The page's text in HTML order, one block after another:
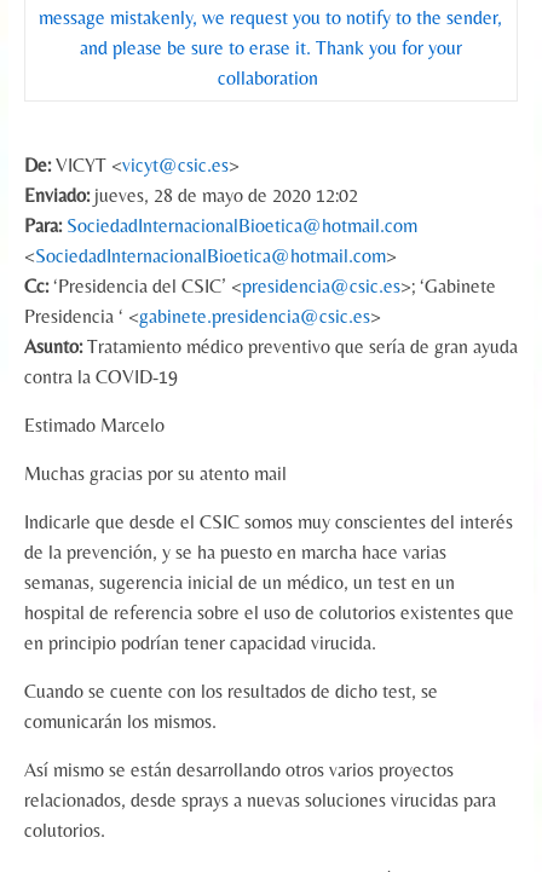
message mistakenly, we request you to notify to the sender,
and please be sure to erase it. Thank you for your
collaboration
De:VICYT <vicyt@csic.es>
Enviado:jueves, 28 de mayo de 2020 12:02
Para: SociedadInternacionalBioetica@hotmail.com
<SociedadInternacionalBioetica@hotmail.com>
Cc:‘Presidencia del CSIC’ <presidencia@csic.es>; ‘Gabinete
Presidencia ‘ <gabinete.presidencia@csic.es>
Asunto:Tratamiento médico preventivo que sería de gran ayuda
contra la COVID-19
Estimado Marcelo
Muchas gracias por su atento mail
Indicarle que desde el CSIC somos muy conscientes del interés
de la prevención, y se ha puesto en marcha hace varias
semanas, sugerencia inicial de un médico, un test en un
hospital de referencia sobre el uso de colutorios existentes que
en principio podrían tener capacidad virucida.
Cuando se cuente con los resultados de dicho test, se
comunicarán los mismos.
Así mismo se están desarrollando otros varios proyectos
relacionados, desde sprays a nuevas soluciones virucidas para
colutorios.